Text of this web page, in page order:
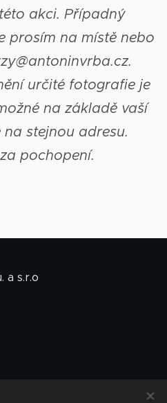
akci. Případný
prosím na místě nebo
určité fotografie je
na základě vaší
stejnou adresu.
pochopení.
a s.r.o